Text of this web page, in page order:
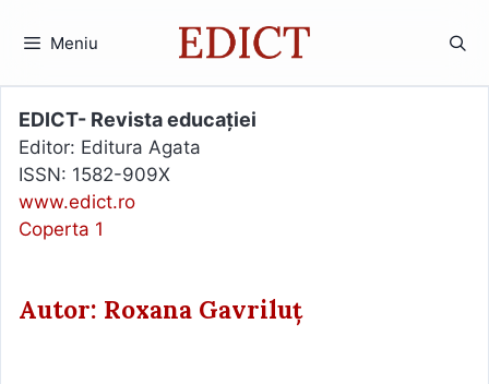
Meniu
EDICT- Revista educației
Editor: Editura Agata
ISSN: 1582-909X
www.edict.ro
Coperta 1
Autor: Roxana Gavriluț